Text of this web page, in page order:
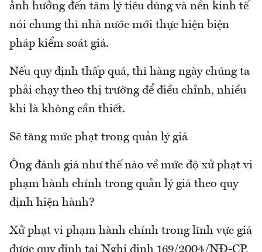
ảnh hưởng đến tâm lý tiêu dùng và nền kinh tế
nói chung thì nhà nước mới thực hiện biện
pháp kiểm soát giá.
Nếu quy định thấp quá, thì hàng ngày chúng ta
phải chạy theo thị trường để điều chỉnh, nhiều
khi là không cần thiết.
Sẽ tăng mức phạt trong quản lý giá
Ông đánh giá như thế nào về mức độ xử phạt vi
phạm hành chính trong quản lý giá theo quy
định hiện hành?
Xử phạt vi phạm hành chính trong lĩnh vực giá